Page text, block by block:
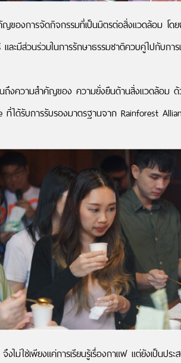
องการจัดกิจกรรมที่เป็นมิตรต่อสิ่งแวดล้อม โดย
ละมีส่วนร่วมในการรักษาธรรมชาติควบคู่ไปกับการ
งความสำคัญของ ความยั่งยืนด้านสิ่งแวดล้อม ด้
ที่ได้รับการรับรองมาตรฐานจาก Rainforest
งไม่ใช่เพียงแค่การเรียนรู้เรื่องกาแฟ แต่ยังเป็น